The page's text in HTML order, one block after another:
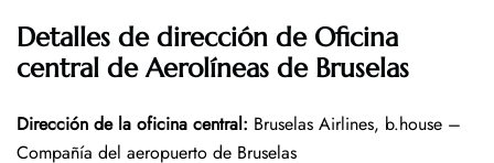
Detalles de dirección de Oficina
central de Aerolíneas de Bruselas
Dirección de la oficina central: Bruselas Airlines, b.house –
Compañía del aeropuerto de Bruselas